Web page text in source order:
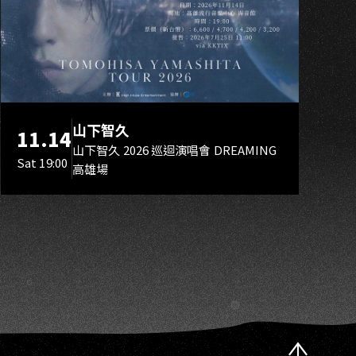
11.14
Sat 19:00
山下智久
山下智久 2026 巡迴演唱會 DREAMING
高雄場